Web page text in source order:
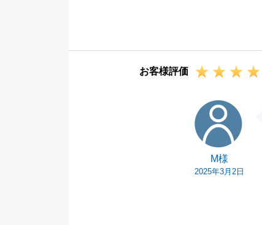
満足いただ
お取引自体
お客様評価
M様
2025年3月2日